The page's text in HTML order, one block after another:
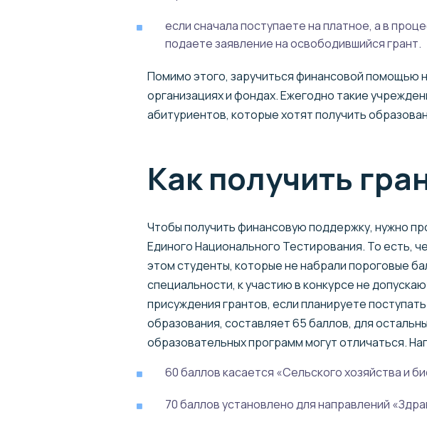
если сначала поступаете на платное, а в
подаете заявление на освободившийся грант.
Помимо этого, заручиться финансовой помощью
организациях и фондах. Ежегодно такие
абитуриентов, которые хотят получить
Как получить
Чтобы получить финансовую поддержку, нужно
Единого Национального Тестирования. То есть,
этом студенты, которые не набрали пороговые
специальности, к участию в конкурсе не
присуждения грантов, если планируете
образования, составляет 65 баллов, для
образовательных программ могут отличаться.
60 баллов касается «Сельского хозяйства и
70 баллов установлено для направлений